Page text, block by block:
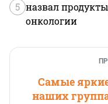
5 назвал
онкологии
Самые
наших